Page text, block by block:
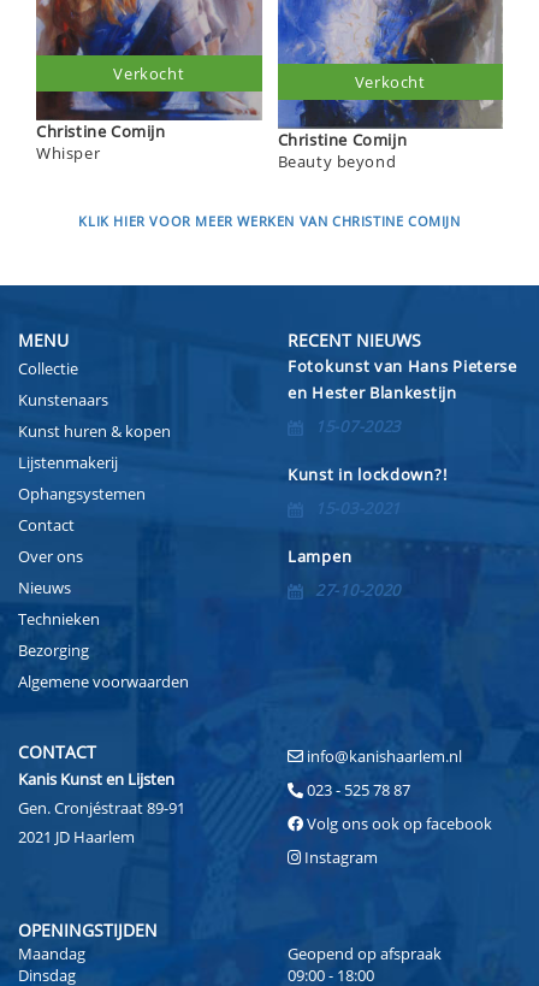
Christine Comijn
Whisper
Verkocht
Christine Comijn
Beauty beyond
Verkocht
KLIK HIER VOOR MEER WERKEN VAN CHRISTINE COMIJN
MENU
Collectie
Kunstenaars
Kunst huren & kopen
Lijstenmakerij
Ophangsystemen
Contact
Over ons
Nieuws
Technieken
Bezorging
Algemene voorwaarden
RECENT NIEUWS
Fotokunst van Hans Pieterse
en Hester Blankestijn
15-07-2023
Kunst in lockdown?!
15-03-2021
Lampen
27-10-2020
CONTACT
Kanis Kunst en Lijsten
Gen. Cronjéstraat 89-91
2021 JD Haarlem
info@kanishaarlem.nl
023 - 525 78 87
Volg ons ook op facebook
Instagram
OPENINGSTIJDEN
Maandag
Geopend op afspraak
Dinsdag
09:00 - 18:00